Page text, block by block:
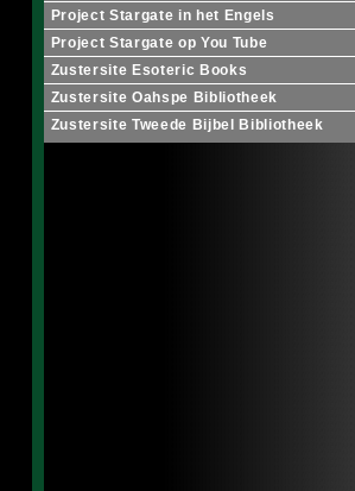
Project Stargate in het Engels
Project Stargate op You Tube
Zustersite Esoteric Books
Zustersite Oahspe Bibliotheek
Zustersite Tweede Bijbel Bibliotheek